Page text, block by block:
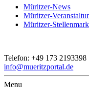
Müritzer-News
Müritzer-
Müritzer-
Telefon: +49 173 2193398
info@mueritzportal.de
Menu